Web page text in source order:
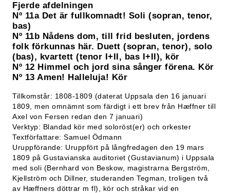
Fjerde afdelningen
Nº 11a Det är fullkomnadt! Soli (sopran, tenor,
bas)
Nº 11b Nådens dom, till frid besluten, jordens
folk förkunnas här. Duett (sopran, tenor), solo
(bas), kvartett (tenor I+II, bas I+II), kör
Nº 12 Himmel och jord sina sånger förena. Kör
Nº 13 Amen! Halleluja! Kör
Tillkomstår: 1808-1809 (daterat Uppsala den 16 januari
1809, men omnämnt som färdigt i ett brev från Hæffner till
Axel von Fersen redan den 7 januari)
Verktyp: Blandad kör med soloröst(er) och orkester
Textförfattare: Samuel Ödmann
Uruppförande: Uruppfört på långfredagen den 19 mars
1809 på Gustavianska auditoriet (Gustavianum) i Uppsala
med soli (Bernhard von Beskow, magistrarna Bergström,
Kjellström och Dillner, studeranden Tegman, troligen två
av Hæffners döttrar m fl), kör och stråkar vid en